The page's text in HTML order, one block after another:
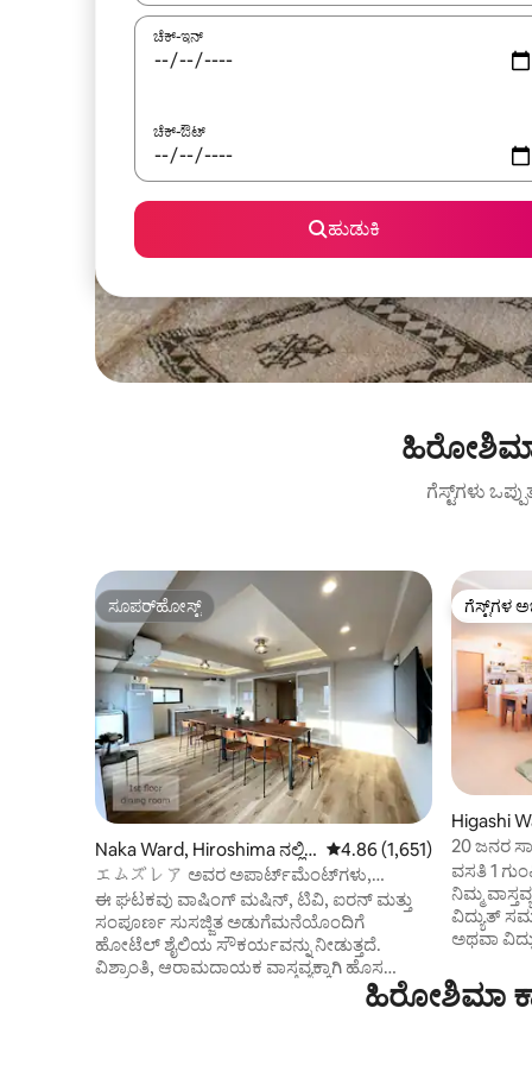
ಚೆಕ್-ಇನ್
ಚೆಕ್-ಔಟ್
ಹುಡುಕಿ
ಗೆಸ್ಟ್‌ಗಳು
ಸೂಪರ್‌ಹೋಸ್ಟ್
ಸೂಪರ್‌ಹೋಸ್ಟ್
Naka Ward, Hiroshima ನಲ್ಲಿ
ಬಾಡಿಗೆ ಯುನಿಟ್
5 ರಲ್ಲಿ 4.86 ಸರಾಸರಿ
4.86 (1,651)
エムズレア ಅವರ ಅಪಾರ್ಟ್‌ಮೆಂಟ್‌ಗಳು,
ಮೈಸೊನೆಟ್ ಅಪಾರ್ಟ್‌ಮೆಂಟ್ m71
ಈ ಘಟಕವು ವಾಷಿಂಗ್ ಮಷಿನ್, ಟಿವಿ, ಐರನ್ ಮತ್ತು
ಸಂಪೂರ್ಣ ಸುಸಜ್ಜಿತ ಅಡುಗೆಮನೆಯೊಂದಿಗೆ
ಹೋಟೆಲ್ ಶೈಲಿಯ ಸೌಕರ್ಯವನ್ನು ನೀಡುತ್ತದೆ.
ವಿಶ್ರಾಂತಿ, ಆರಾಮದಾಯಕ ವಾಸ್ತವ್ಯಕ್ಕಾಗಿ ಹೊಸ
ಲಿನೆನ್‌ಗಳು ಮತ್ತು ಶೌಚಾಲಯದ ಸಾಮಗ್ರಿಗಳನ್ನು
ಒದಗಿಸಲಾಗಿದೆ-ಕುಟುಂಬಗಳು, ಸ್ನೇಹಿತರು ಅಥವಾ
ಗೆಸ್ಟ್‌ಗಳ
ಗೆಸ್ಟ್‌ಗಳ
Higashi
ಮನೆ
20 ಜನರ
ರೂಮ್‌ಗಳು,
ನಡಿಗೆ,
ಸಂಪೂರ್ಣ
ವಸತಿ 1 ಗುಂಪಿಗೆ
ನಿಮ್ಮ
ವಿದ್ಯುತ್
ಅಥವಾ
ಮಾಡುವ
(ಇದು
ಸಂಭವಿಸಿದರೆ) 20 ಜನರ ಗುಂಪಿನಲ್ಲಿ 17
ಹಿರೋಶಿಮಾ